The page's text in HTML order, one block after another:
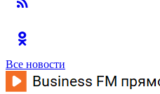
Все новости